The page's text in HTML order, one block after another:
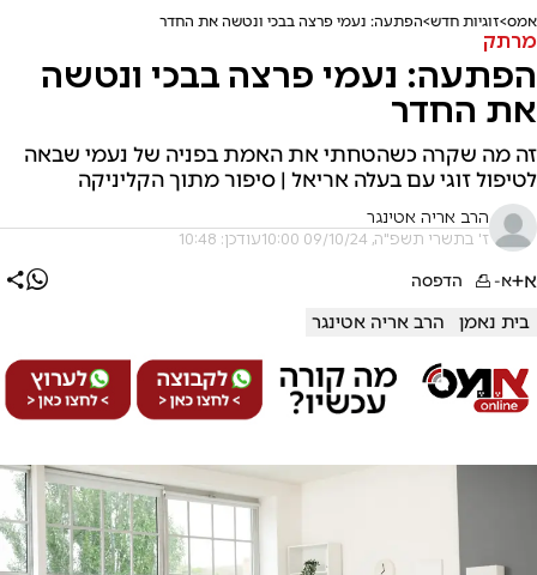
אמס זוגיות חדש הפתעה: נעמי פרצה בבכי ונטשה את החדר
מרתק
הפתעה: נעמי פרצה בבכי ונטשה
את החדר
זה מה שקרה כשהטחתי את האמת בפניה של נעמי שבאה
לטיפול זוגי עם בעלה אריאל | סיפור מתוך הקליניקה
הרב אריה אטינגר
ז' בתשרי תשפ"ה, 09/10/24 10:00 עודכן: 10:48
א+א- הדפסה
בית נאמן הרב אריה אטינגר